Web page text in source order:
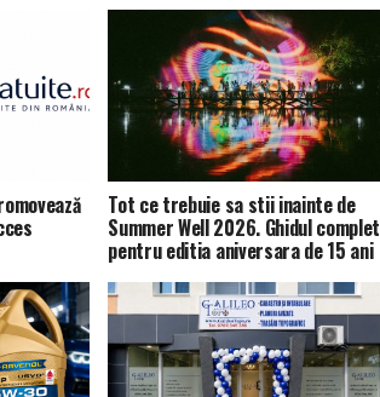
Tot ce trebuie sa stii inainte de
Summer Well 2026. Ghidul complet
pentru editia aniversara de 15 ani